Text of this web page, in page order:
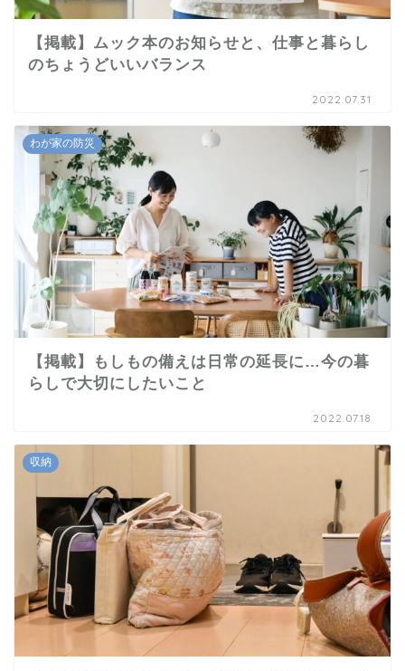
【掲載】ムック本のお知らせと、仕事と暮らし
のちょうどいいバランス
2022.07.31
わが家の防災
【掲載】もしもの備えは日常の延長に…今の暮
らしで大切にしたいこと
2022.07.18
収納